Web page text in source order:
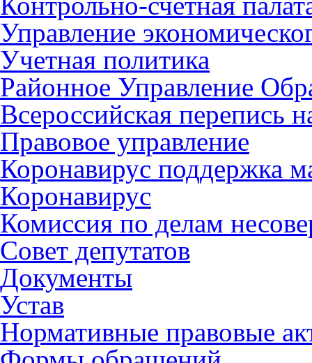
Управление
Учетная политика
Районное Управление
Всероссийская перепись
Правовое управление
Коронавирус поддержка
Коронавирус
Комиссия по делам
Совет депутатов
Документы
Устав
Нормативные правовые